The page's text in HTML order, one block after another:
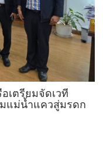
เตรียมจัดเวที
แม่น้ำแควสู่มรดก